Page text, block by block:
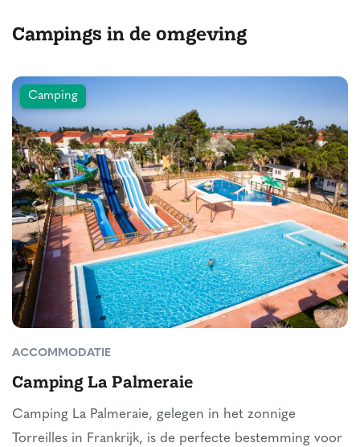
Campings in de omgeving
Camping
ACCOMMODATIE
Camping La Palmeraie
Camping La Palmeraie, gelegen in het zonnige
Torreilles in Frankrijk, is de perfecte bestemming voor